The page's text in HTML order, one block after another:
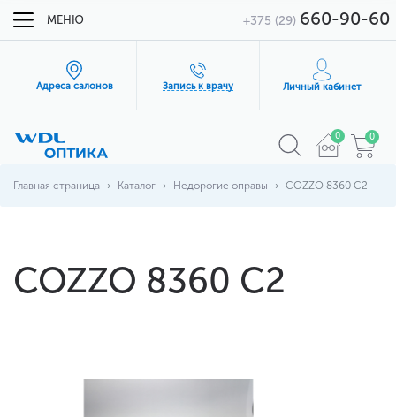
МЕНЮ +375 (29) 660-90-60
Адреса салонов Запись к врачу Личный кабинет
0 0
Главная страница Каталог Недорогие оправы COZZO 8360 С2
COZZO 8360 С2